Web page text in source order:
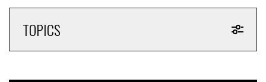
TOPICS